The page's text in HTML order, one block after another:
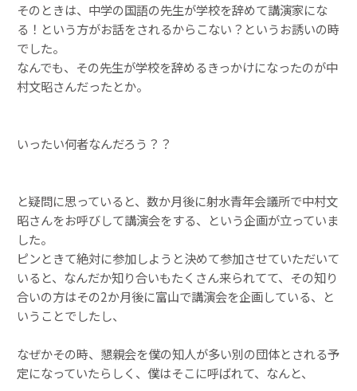
そのときは、中学の国語の先生が学校を辞めて講演家にな
る！という方がお話をされるからこない？というお誘いの時
でした。
なんでも、その先生が学校を辞めるきっかけになったのが中
村文昭さんだったとか。
いったい何者なんだろう？？
と疑問に思っていると、数か月後に射水青年会議所で中村文
昭さんをお呼びして講演会をする、という企画が立っていま
した。
ピンときて絶対に参加しようと決めて参加させていただいて
いると、なんだか知り合いもたくさん来られてて、その知り
合いの方はその2か月後に富山で講演会を企画している、と
いうことでしたし、
なぜかその時、懇親会を僕の知人が多い別の団体とされる予
定になっていたらしく、僕はそこに呼ばれて、なんと、